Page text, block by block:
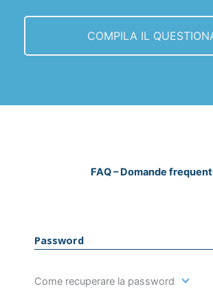
COMPILA IL
FAQ – Domande
Password
Come recuperare la password